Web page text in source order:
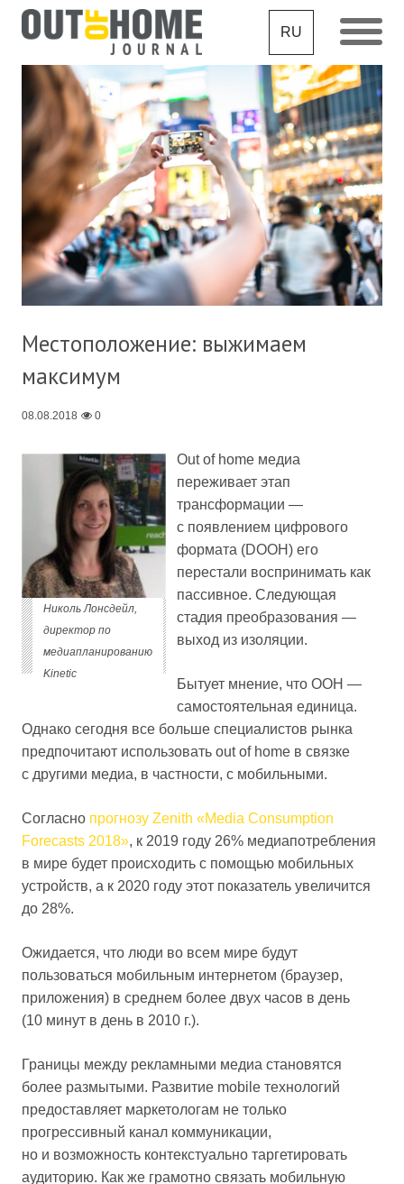
RU
Местоположение: выжимаем
максимум
08.08.2018 0
Николь Лонсдейл,
директор по
медиапланированию
Kinetic
Out of home медиа
переживает этап
трансформации —
с появлением цифрового
формата (DOOH) его
перестали воспринимать как
пассивное. Следующая
стадия преобразования —
выход из изоляции.
Бытует мнение, что OOH —
самостоятельная единица.
Однако сегодня все больше специалистов рынка
предпочитают использовать out of home в связке
с другими медиа, в частности, c мобильными.
Согласно прогнозу Zenith «Media Consumption
Forecasts 2018», к 2019 году 26% медиапотребления
в мире будет происходить с помощью мобильных
устройств, а к 2020 году этот показатель увеличится
до 28%.
Ожидается, что люди во всем мире будут
пользоваться мобильным интернетом (браузер,
приложения) в среднем более двух часов в день
(10 минут в день в 2010 г.).
Границы между рекламными медиа становятся
более размытыми. Развитие mobile технологий
предоставляет маркетологам не только
прогрессивный канал коммуникации,
но и возможность контекстуально таргетировать
аудиторию. Как же грамотно связать мобильную